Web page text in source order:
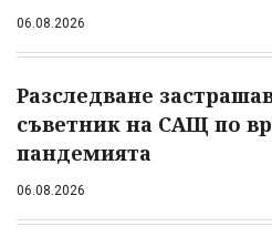
06.08.2026
Разследване
съветник на САЩ по
пандемията
06.08.2026